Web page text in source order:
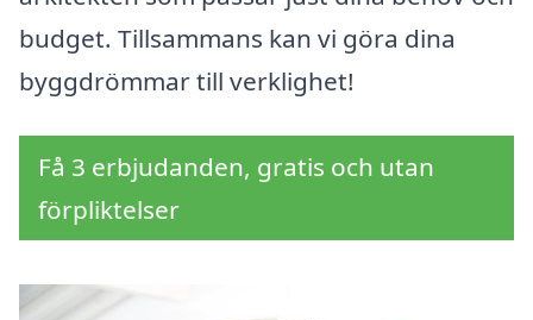
budget. Tillsammans kan vi göra dina
byggdrömmar till verklighet!
Få 3 erbjudanden, gratis och utan
förpliktelser